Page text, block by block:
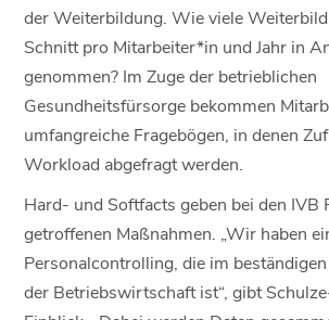
der Weiterbildung. Wie viele
Schnitt pro Mitarbeiter*in und Jahr in
genommen? Im Zuge der betrieblichen
Gesundheitsfürsorge bekommen
umfangreiche Fragebögen, in denen
Workload abgefragt werden.
Hard- und Softfacts geben bei den IVB
getroffenen Maßnahmen. „Wir haben
Personalcontrolling, die im
der Betriebswirtschaft ist“, gibt